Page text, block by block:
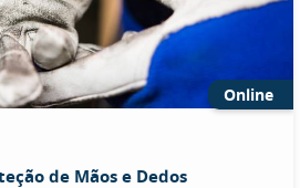
Online
de Mãos e Dedos